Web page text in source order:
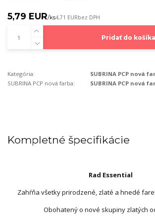
5,79 EUR/ks4,71 EURbez DPH
Pridať do košíka
Kategória:
SUBRINA PCP nová
SUBRINA PCP nová farba:
SUBRINA PCP nová
Kompletné špecifikácie
Rad Essential
Zahŕňa všetky prirodzené, zlaté a hnedé
Obohatený o nové skupiny zlatých